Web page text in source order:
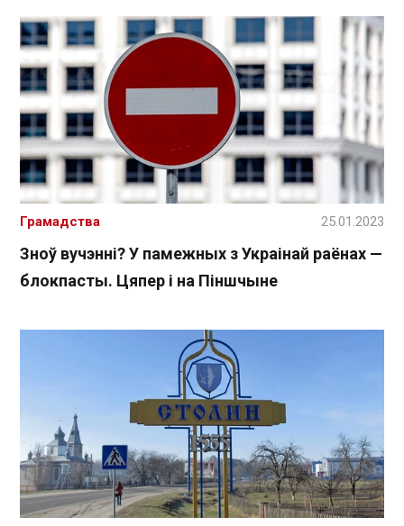
Зноў вучэнні? У памежных з Украінай раёнах —
блокпасты. Цяпер і на Піншчыне
Грамадства 25.01.2023